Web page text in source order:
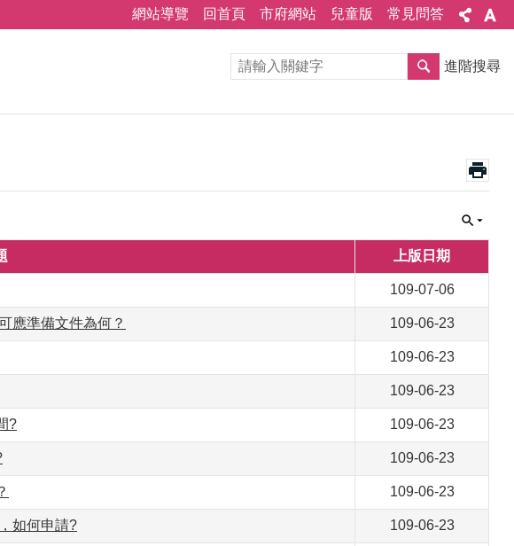
網站導覽 回首頁 市府網站 兒童版 常見問答
進階搜尋
上版日期
109-07-06
應準備文件為何？ 109-06-23
109-06-23
109-06-23
? 109-06-23
109-06-23
109-06-23
如何申請? 109-06-23